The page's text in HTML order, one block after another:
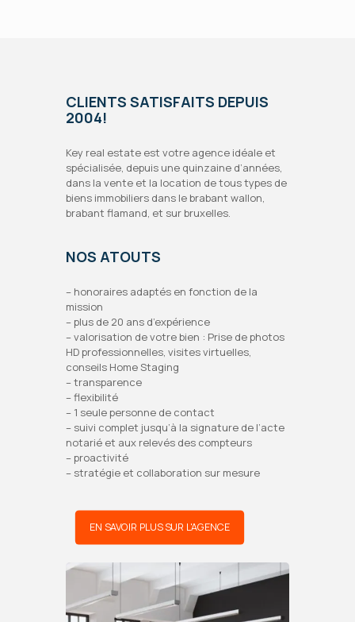
CLIENTS SATISFAITS DEPUIS
2004!
Key real estate est votre agence idéale et
spécialisée, depuis une quinzaine d’années,
dans la vente et la location de tous types de
biens immobiliers dans le brabant wallon,
brabant flamand, et sur bruxelles.
NOS ATOUTS
– honoraires adaptés en fonction de la
mission
– plus de 20 ans d’expérience
– valorisation de votre bien : Prise de photos
HD professionnelles, visites virtuelles,
conseils Home Staging
– transparence
– flexibilité
– 1 seule personne de contact
– suivi complet jusqu’à la signature de l’acte
notarié et aux relevés des compteurs
– proactivité
– stratégie et collaboration sur mesure
EN SAVOIR PLUS SUR L'AGENCE